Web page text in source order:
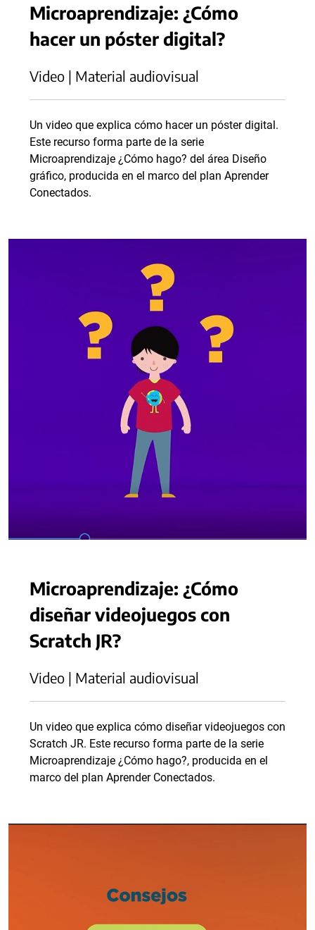
Microaprendizaje: ¿Cómo
hacer un póster digital?
Video | Material audiovisual
Un video que explica cómo hacer un póster digital.
Este recurso forma parte de la serie
Microaprendizaje ¿Cómo hago? del área Diseño
gráfico, producida en el marco del plan Aprender
Conectados.
Microaprendizaje: ¿Cómo
diseñar videojuegos con
Scratch JR?
Video | Material audiovisual
Un video que explica cómo diseñar videojuegos con
Scratch JR. Este recurso forma parte de la serie
Microaprendizaje ¿Cómo hago?, producida en el
marco del plan Aprender Conectados.